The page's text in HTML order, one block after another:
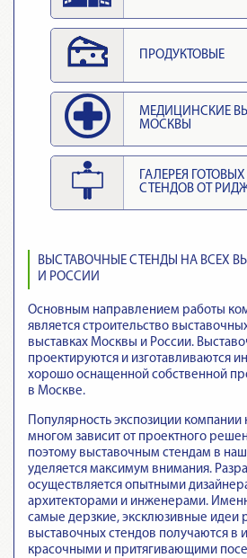
ПРОДУКТОВЫЕ
МЕДИЦИНСКИЕ
МОСКВЫ
ГАЛЕРЕЯ
СТЕНДОВ ОТ
ВЫСТАВОЧНЫЕ СТЕНДЫ НА ВСЕХ
И РОССИИ
Основным направлением работы
является строительство
выставках Москвы и России.
проектируются и изготавливаются
хорошо оснащенной собственной
в Москве.
Популярность экспозиции компании
многом зависит от проектного
поэтому выставочным стендам в
уделяется максимум внимания.
осуществляется опытными
архитекторами и инженерами.
самые дерзкие, эксклюзивные идеи
выставочных стендов получаются в
красочными и притягивающими